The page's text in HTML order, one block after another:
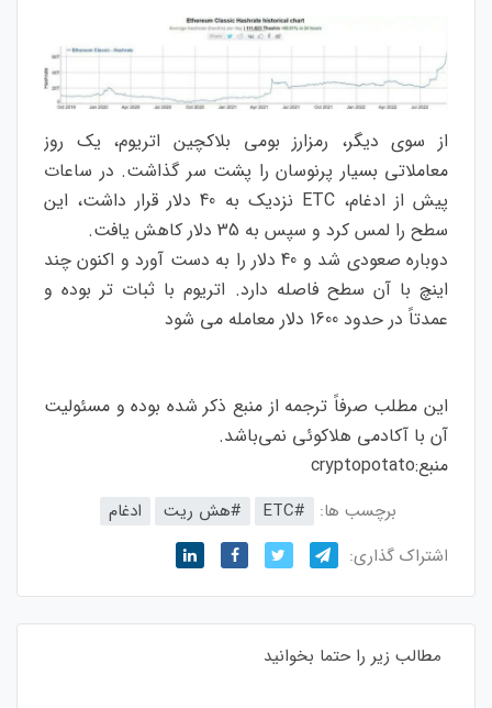
از سوی دیگر، رمزارز بومی بلاکچین اتریوم، یک روز
معاملاتی بسیار پرنوسان را پشت سر گذاشت. در ساعات
پیش از ادغام، ETC نزدیک به 40 دلار قرار داشت، این
سطح را لمس کرد و سپس به 35 دلار کاهش یافت.
دوباره صعودی شد و 40 دلار را به دست آورد و اکنون چند
اینچ با آن سطح فاصله دارد. اتریوم با ثبات تر بوده و
عمدتاً در حدود 1600 دلار معامله می شود
این مطلب صرفاً ترجمه از منبع ذکر شده بوده و مسئولیت
آن با آکادمی هلاکوئی نمی‌باشد.
منبع:cryptopotato
برچسب ها: #ETC #هش ریت
ادغام
اشتراک گذاری:
مطالب زیر را حتما بخوانید